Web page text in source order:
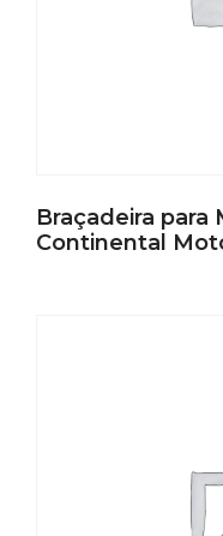
Braçadeira para
Continental